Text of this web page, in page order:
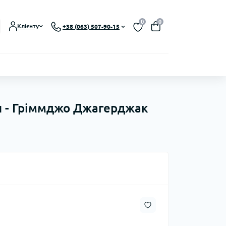
Клієнту +38 (063) 507-90-15
0 0
- Гріммджо Джагерджак